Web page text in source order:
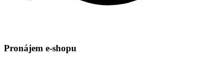
Pronájem e-shopu